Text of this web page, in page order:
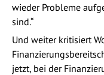
wieder Probleme
sind.“
Und weiter kritisiert
jetzt, bei der